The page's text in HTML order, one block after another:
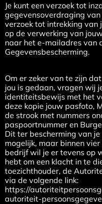
Je kunt een verzoek tot
gegevensoverdraging
verzoek tot intrekking
op de verwerking van
naar het e-mailadres van
Gegevensbescherming.
Om er zeker van te zijn
jou is gedaan, vragen wij
identiteitsbewijs met het
deze kopie jouw pasfoto,
de strook met nummers
paspoortnummer en
Dit ter bescherming van
mogelijk, maar binnen
bedrijf wil je er tevens op
hebt om een klacht in te
toezichthouder, de
via de volgende link:
https://
autoriteit-